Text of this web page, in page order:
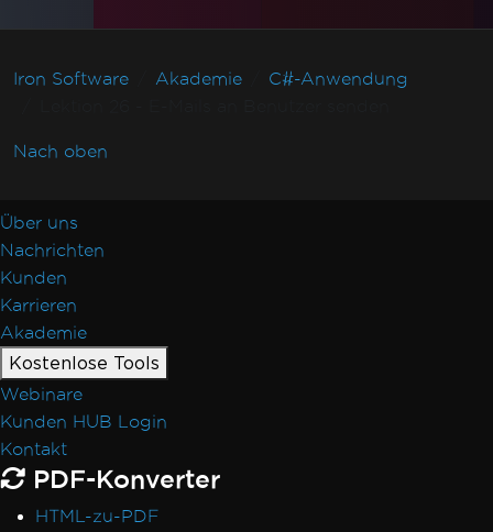
Iron Software Akademie
C#-Anwendung
Nach oben
Über uns
Nachrichten
Kunden
Karrieren
Akademie
Kostenlose Tools
Webinare
Kunden HUB Login
Kontakt
PDF-Konverter
HTML-zu-PDF